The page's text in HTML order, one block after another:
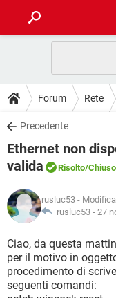
INTRATTENIMENTO
iOS
INSTAGRAM
TIKTOK
HARDWARE
GUIDE
COVID-19
iOS
TIKTOK
DOWNLOAD
COVID-19
INTRATTENIMENTO
iOS
INSTAGRAM
TIKTOK
HARDWARE
FORUM
INTRATTENIMENTO
INSTAGRAM
GLOSSARIO
COVID-19
INTRATTENIMENTO
iOS
INSTAGRAM
Forum Rete
Precedente
Ethernet non
valida
Risolto/Chiuso
rusluc53 -
rusluc53 - 27
Ciao, da questa
per il motivo in
procedimento di
seguenti comandi: